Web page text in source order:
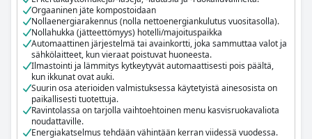
Orgaaninen jäte kompostoidaan
Nollaenergiarakennus (nolla nettoenergiankulutus vuositasolla).
Nollahukka (jätteettömyys) hotelli/majoituspaikka
Automaattinen järjestelmä tai avainkortti, joka sammuttaa valot ja
sähkölaitteet, kun vieraat poistuvat huoneesta.
Ilmastointi ja lämmitys kytkeytyvät automaattisesti pois päältä,
kun ikkunat ovat auki.
Suurin osa aterioiden valmistuksessa käytetyistä ainesosista on
paikallisesti tuotettuja.
Ravintolassa on tarjolla vaihtoehtoinen menu kasvisruokavaliota
noudattaville.
Energiakatselmus tehdään vähintään kerran viidessä vuodessa.